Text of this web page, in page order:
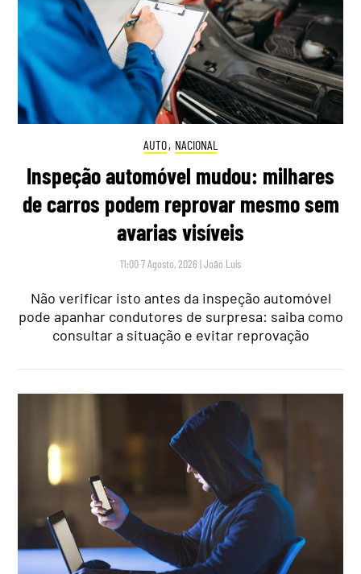
AUTO, NACIONAL
Inspeção automóvel mudou: milhares
de carros podem reprovar mesmo sem
avarias visíveis
11:00 7 Agosto, 2026 |João Luís
Não verificar isto antes da inspeção automóvel
pode apanhar condutores de surpresa: saiba como
consultar a situação e evitar reprovação